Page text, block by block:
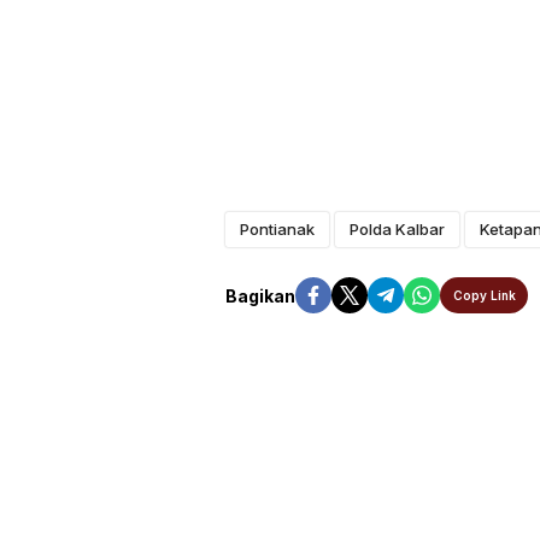
Pontianak Polda Kalbar
Bagikan Copy Link